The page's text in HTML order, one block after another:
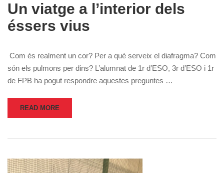
Un viatge a l’interior dels
éssers vius
Com és realment un cor? Per a què serveix el diafragma? Com
són els pulmons per dins? L’alumnat de 1r d’ESO, 3r d’ESO i 1r
de FPB ha pogut respondre aquestes preguntes …
READ MORE